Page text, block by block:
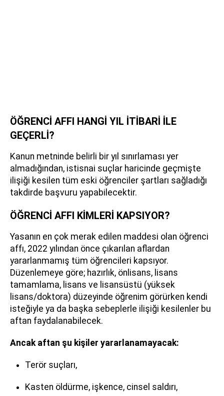
ÖĞRENCİ AFFI HANGİ YIL İTİBARİ İLE
GEÇERLİ?
Kanun metninde belirli bir yıl sınırlaması yer
almadığından, istisnai suçlar haricinde geçmişte
ilişiği kesilen tüm eski öğrenciler şartları sağladığı
takdirde başvuru yapabilecektir.
ÖĞRENCİ AFFI KİMLERİ KAPSIYOR?
Yasanın en çok merak edilen maddesi olan öğrenci
affı, 2022 yılından önce çıkarılan aflardan
yararlanmamış tüm öğrencileri kapsıyor.
Düzenlemeye göre; hazırlık, önlisans, lisans
tamamlama, lisans ve lisansüstü (yüksek
lisans/doktora) düzeyinde öğrenim görürken kendi
isteğiyle ya da başka sebeplerle ilişiği kesilenler bu
aftan faydalanabilecek.
Ancak aftan şu kişiler yararlanamayacak:
Terör suçları,
Kasten öldürme, işkence, cinsel saldırı,